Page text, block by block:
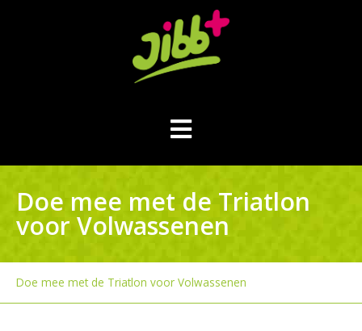
Doe mee met de Triatlon
voor Volwassenen
Doe mee met de Triatlon voor Volwassenen